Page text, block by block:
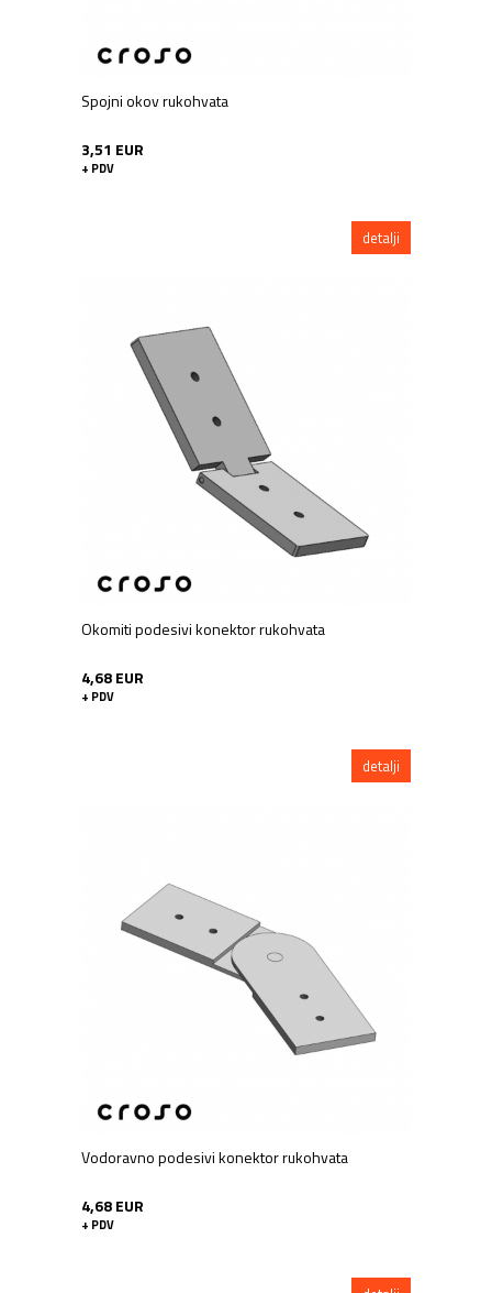
Spojni okov rukohvata
3,51 EUR
+ PDV
detalji
Okomiti podesivi konektor rukohvata
4,68 EUR
+ PDV
detalji
Vodoravno podesivi konektor rukohvata
4,68 EUR
+ PDV